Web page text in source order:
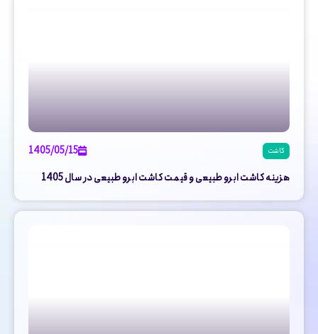
کاشت
1405/05/15
هزینه کاشت ابرو طبیعی و قیمت کاشت ابرو طبیعی در سال 1405